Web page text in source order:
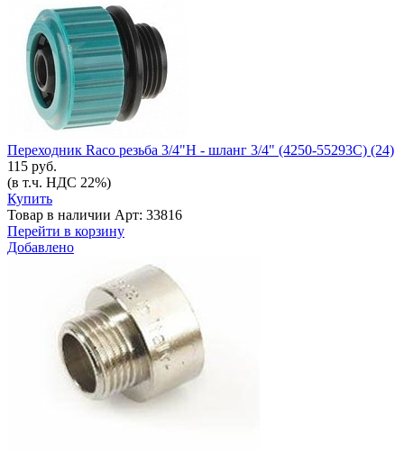
Переходник Raco резьба 3/4"Н - шланг 3/4" (4250-55293С) (24)
115 руб.
(в т.ч. НДС 22%)
Купить
Товар в наличии Арт: 33816
Перейти в корзину
Добавлено